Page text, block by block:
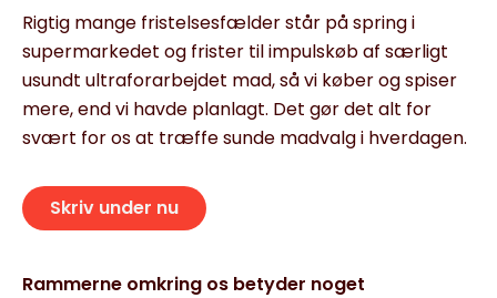
Rigtig mange fristelsesfælder står på spring i
supermarkedet og frister til impulskøb af særligt
usundt ultraforarbejdet mad, så vi køber og spiser
mere, end vi havde planlagt. Det gør det alt for
svært for os at træffe sunde madvalg i hverdagen.
Skriv under nu
Rammerne omkring os betyder noget